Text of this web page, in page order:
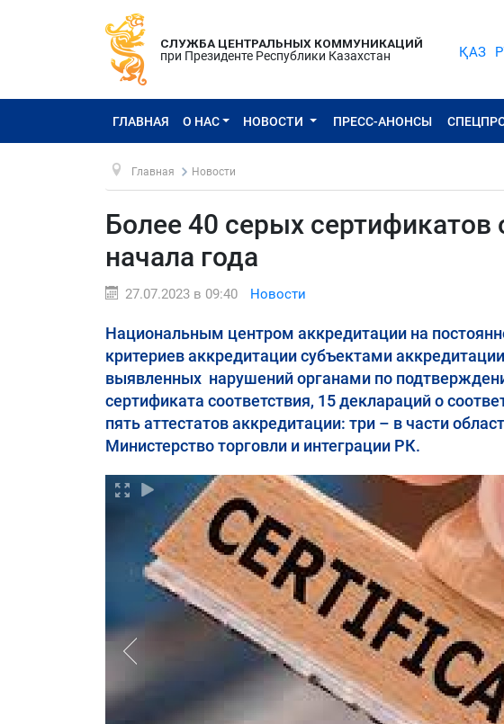
СЛУЖБА ЦЕНТРАЛЬНЫХ КОММУНИКАЦИЙ
при Президенте Республики Казахстан
ҚАЗ
ГЛАВНАЯ О НАС НОВОСТИ ПРЕСС-АНОНСЫ
Главная Новости
Более 40 серых сертификатов
начала года
27.07.2023 в 09:40 Новости
Национальным центром аккредитации на
критериев аккредитации субъектами
выявленных нарушений органами по
сертификата соответствия, 15 деклараций о
пять аттестатов аккредитации: три – в части
Министерство торговли и интеграции РК.